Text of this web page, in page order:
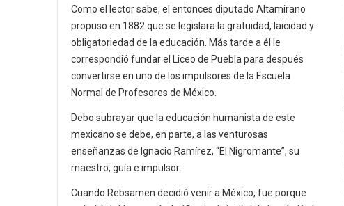
Como el lector sabe, el entonces diputado Altamirano
propuso en 1882 que se legislara la gratuidad, laicidad y
obligatoriedad de la educación. Más tarde a él le
correspondió fundar el Liceo de Puebla para después
convertirse en uno de los impulsores de la Escuela
Normal de Profesores de México.
Debo subrayar que la educación humanista de este
mexicano se debe, en parte, a las venturosas
enseñanzas de Ignacio Ramírez, “El Nigromante”, su
maestro, guía e impulsor.
Cuando Rebsamen decidió venir a México, fue porque